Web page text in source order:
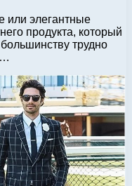
или элегантные
продукта, который
трудно